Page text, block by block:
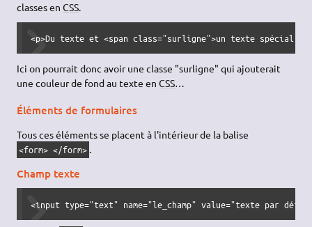
classes enCSS.
<p>Du texte et <span class="surligne">un texte spécial
Ici on pourrait donc avoir une classe "surligne" qui ajouterait
une couleur de fond au texte enCSS…
Éléments de formulaires
Tous ces éléments se placent à l'intérieur de la balise
<form> </form> .
Champ texte
<input type="text" name="le_champ" value="texte par